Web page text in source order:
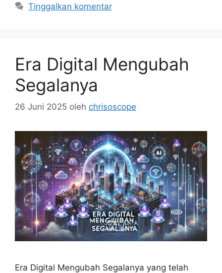
Tinggalkan komentar
Era Digital Mengubah
Segalanya
26 Juni 2025 oleh chrisoscope
Era Digital Mengubah Segalanya yang telah